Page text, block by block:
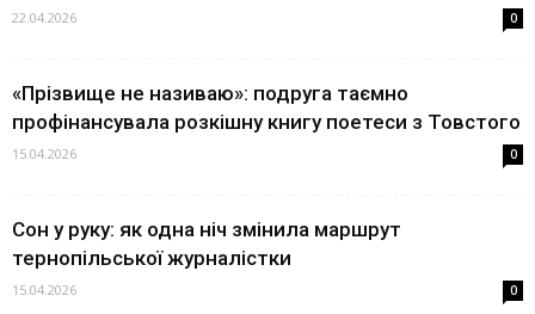
22.04.2026 0
«Прізвище не називаю»: подруга таємно
профінансувала розкішну книгу поетеси з Товстого
15.04.2026 0
Сон у руку: як одна ніч змінила маршрут
тернопільської журналістки
15.04.2026 0